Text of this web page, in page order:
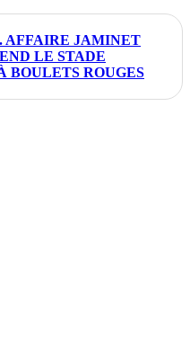
AFFAIRE JAMINET
LE STADE
BOULETS ROUGES